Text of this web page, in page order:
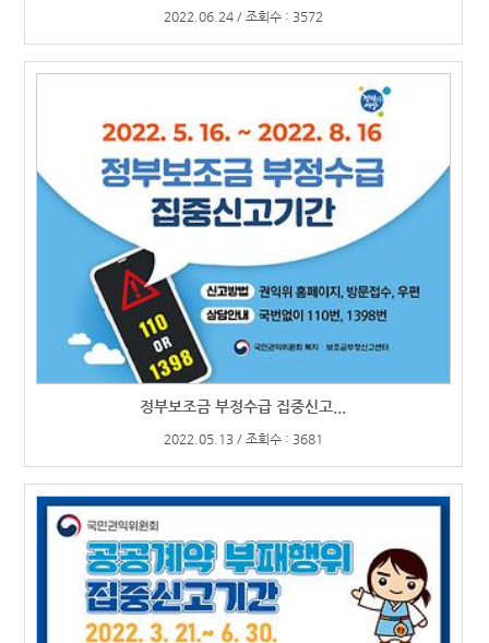
2022.06.24 / 조회수 : 3572
정부보조금 부정수급 집중신고...
2022.05.13 / 조회수 : 3681